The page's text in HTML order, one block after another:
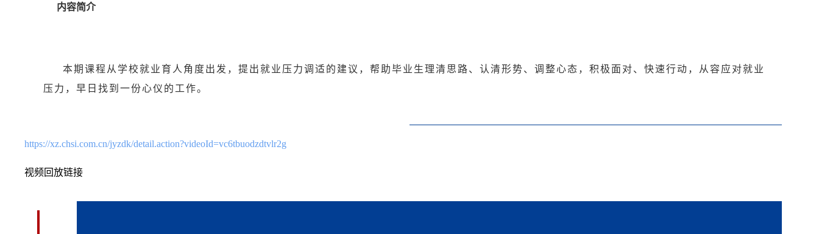
内容简介
本期课程从学校就业育人角度出发，提出就业压力调适的建议，帮助毕业生理清思路、认清形势、调整心态，积极面对、快速行动，从容应对就业
压力，早日找到一份心仪的工作。
https://xz.chsi.com.cn/jyzdk/detail.action?videoId=vc6tbuodzdtvlr2g
视频回放链接